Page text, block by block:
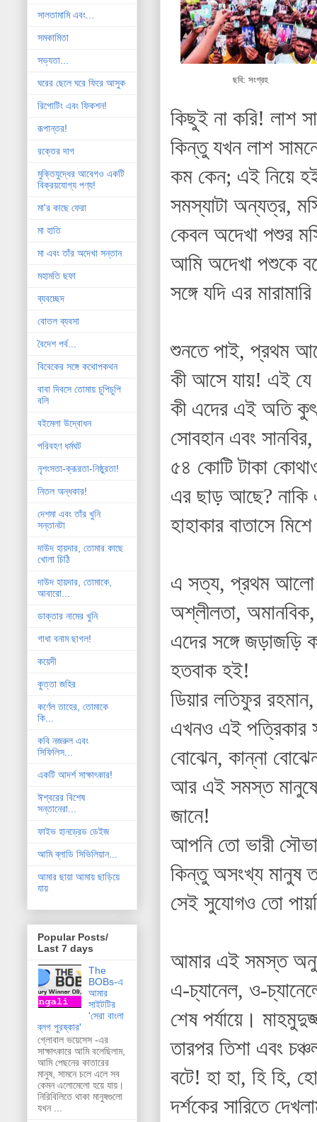
ছবি: সংগ্রহ
কিছুই না করি! লাশ
কিন্তু যখন লাশ
কম কেন; এই নিয়ে
সমস্যাটা অন্যত্র,
কেবল অদেখা পশুর
আমি অদেখা পশুকে
সঙ্গে যদি এর
শুনতে পাই, প্রথম
কী আসে যায়! এই যে
কী এদের এই অতি
সোবহান এবং
৫৪ কোটি টাকা
এর ছাড় আছে? নাকি
হাহাকার বাতাসে
এ সত্য, প্রথম আলো
অশ্লীলতা,
এদের সঙ্গে জড়াজড়ি
হতবাক হই!
ডিয়ার লতিফুর
এখনও এই পত্রিকার
বোঝেন, কান্না
আর এই সমস্ত
জানে!
আপনি তো ভারী
কিন্তু অসংখ্য মানুষ
সেই সুযোগও তো
আমার এই সমস্ত
এ-চ্যানেল, ও-
শেষ পর্যায়ে।
তারপর তিশা এবং
বটে! হা হা, হি হি,
দর্শকের সারিতে
সালতামামি এবং...
সমকামিতা
সভ্যতা...
ঘরের ছেলে ঘরে ফিরে আসুক
রিপোটিং এবং ফিকশন!
রূপান্তর!
রক্তের দাগ
মুক্তিযুদ্ধের আবেগও একটি
বিক্রয়যোগ্য পণ্য!
মা'র কাছে ফেরা
মা হাতি
মা এবং তাঁর অদেখা সন্তান
মহামতি ছফা
ব্যবচ্ছেদ
বোতল ব্যবসা
বৈদেশ পর্ব...
বিবেকের সঙ্গে কথোপকথন
বাবা দিবসে তোমায় চুপিচুপি
বলি
বইমেলা উদ্বোধন
পরিবহণ ধর্মঘট
নৃশংসতা-ক্রূরতা-নিষ্ঠুরতা!
নিতল অন্ধকার!
দেশমা এবং তাঁর খুনি
সন্তানটা
দাউদ হায়দার, তোমার কাছে
খোলা চিঠি
দাউদ হায়দার, তোমাকে,
আবারো...
ডাক্তার নামের খুনি
গাধা বনাম ছাগল!
কয়েদী
কুত্তা জহির
কর্ণেল তাহের, তোমাকে
কি...
কবি নজরুল এবং
সিফিলিস...
একটি আদর্শ সাক্ষাৎকার!
ঈশ্বরের বিশেষ
সন্তানেরা...
ফাইভ হানড্রেড ডেইজ
আমি ব্লাডি সিভিলিয়ান...
আমার ছায়া আমায় ছাড়িয়ে
যায়
Popular Posts/
Last 7 days
The
BOBs-এ
আমার
সাইটটির
'সেরা বাংলা
ব্লগ পুরষ্কার'
গ্লোবাল ভয়েসেস -এর
সাক্ষাৎকারে আমি বলেছিলাম,
আমি পেছনের কাতারের
মানুষ, সামনে চলে এলে সব
কেমন এলোমেলো হয়ে যায়।
নিরিবিলিতে থাকা মানুষগুলো
যখন ...